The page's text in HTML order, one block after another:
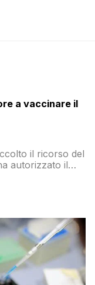
a vaccinare il
il ricorso del
autorizzato il
così
Lo riporta